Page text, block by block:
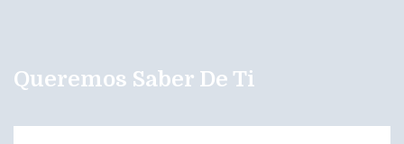
Queremos Saber De Ti